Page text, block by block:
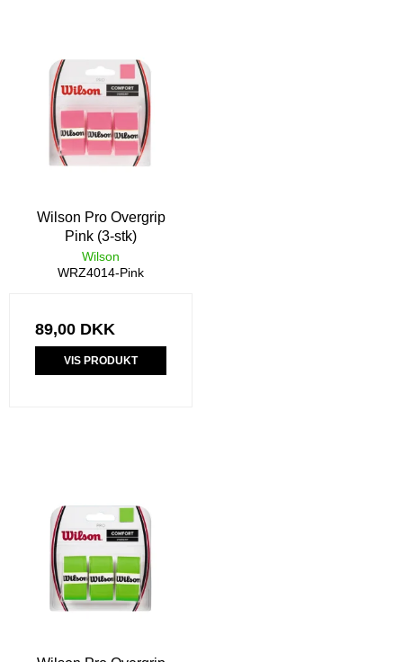
Wilson Pro Overgrip
Pink (3-stk)
Wilson
WRZ4014-Pink
89,00 DKK
VIS PRODUKT